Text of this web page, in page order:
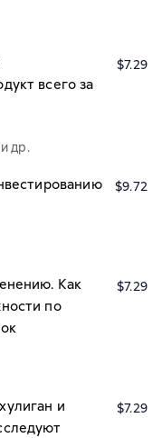
всего за
др.
$7.29
$9.72
Как
по
$7.29
и
$7.29